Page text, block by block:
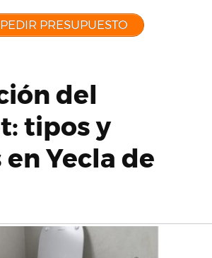
PEDIR PRESUPUESTO
del
tipos y
Yecla de